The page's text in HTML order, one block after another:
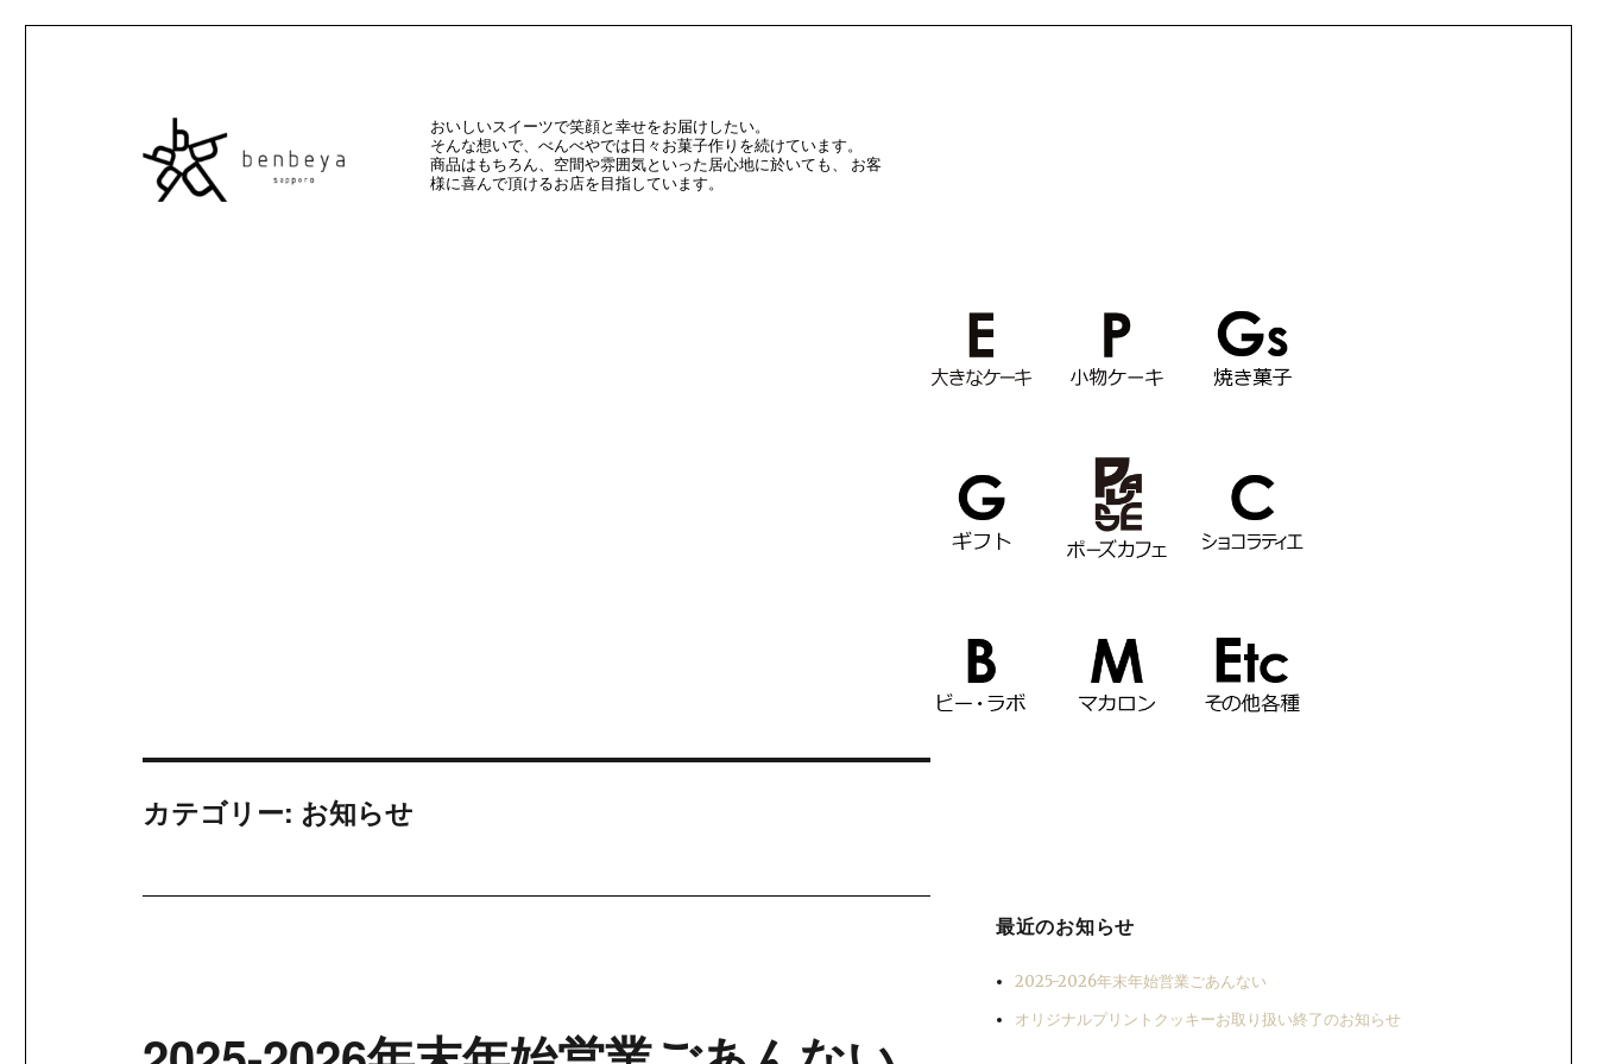
おいしいスイーツで笑顔と幸せをお届けしたい。
そんな想いで、べんべやでは日々お菓子作りを続けています。
商品はもちろん、空間や雰囲気といった居心地に於いても、 お客
様に喜んで頂けるお店を目指しています。
カテゴリー: お知らせ
最近のお知らせ
2025-2026年末年始営業ごあんない
オリジナルプリントクッキーお取り扱い終了のお知らせ